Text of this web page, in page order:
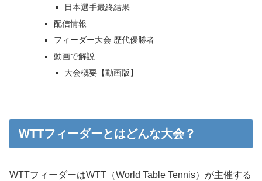
日本選手最終結果
配信情報
フィーダー大会 歴代優勝者
動画で解説
大会概要【動画版】
WTTフィーダーとはどんな大会？
WTTフィーダーはWTT（World Table Tennis）が主催する